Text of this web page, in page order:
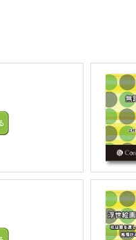
まとめて
まとめて